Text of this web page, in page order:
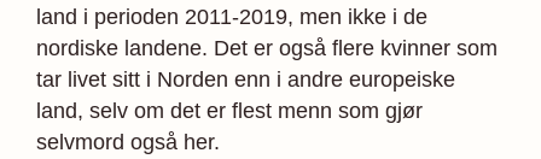
land i perioden 2011-2019, men ikke i de
nordiske landene. Det er også flere kvinner som
tar livet sitt i Norden enn i andre europeiske
land, selv om det er flest menn som gjør
selvmord også her.